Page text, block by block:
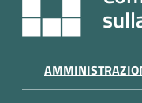
a
p